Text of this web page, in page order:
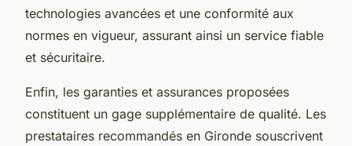
technologies avancées et une conformité aux
normes en vigueur, assurant ainsi un service fiable
et sécuritaire.
Enfin, les garanties et assurances proposées
constituent un gage supplémentaire de qualité. Les
prestataires recommandés en Gironde souscrivent